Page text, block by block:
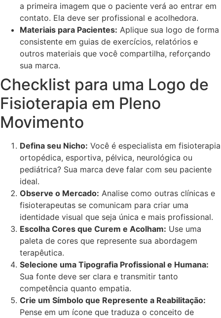
a primeira imagem que o paciente verá ao entrar em
contato. Ela deve ser profissional e acolhedora.
Materiais para Pacientes: Aplique sua logo de forma
consistente em guias de exercícios, relatórios e
outros materiais que você compartilha, reforçando
sua marca.
Checklist para uma Logo de
Fisioterapia em Pleno
Movimento
Defina seu Nicho: Você é especialista em fisioterapia
ortopédica, esportiva, pélvica, neurológica ou
pediátrica? Sua marca deve falar com seu paciente
ideal.
Observe o Mercado: Analise como outras clínicas e
fisioterapeutas se comunicam para criar uma
identidade visual que seja única e mais profissional.
Escolha Cores que Curem e Acolham: Use uma
paleta de cores que represente sua abordagem
terapêutica.
Selecione uma Tipografia Profissional e Humana:
Sua fonte deve ser clara e transmitir tanto
competência quanto empatia.
Crie um Símbolo que Represente a Reabilitação:
Pense em um ícone que traduza o conceito de